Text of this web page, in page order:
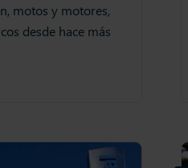
motos y motores,
desde hace más